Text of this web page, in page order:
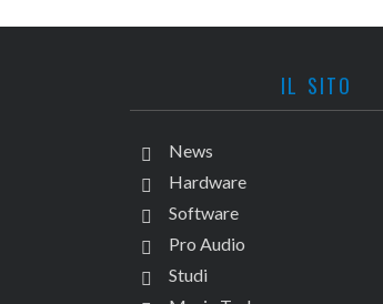
IL SITO
News
Hardware
Software
Pro Audio
Studi